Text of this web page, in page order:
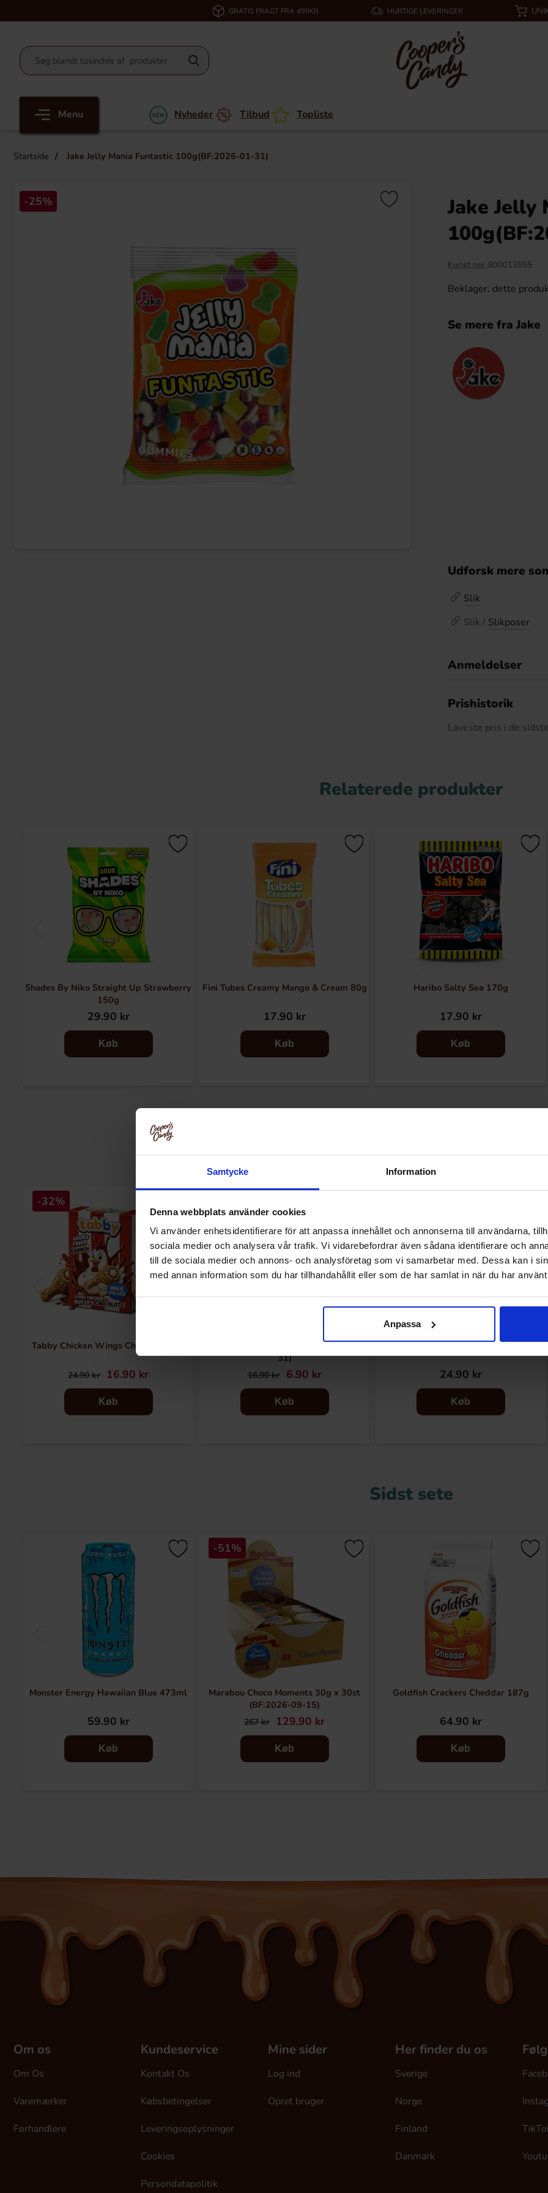
Samtycke Information
Denna webbplats använder cookies
Vi använder enhetsidentifierare för att anpassa innehållet och annonserna till användarna,
sociala medier och analysera vår trafik. Vi vidarebefordrar även sådana identifierare och
till de sociala medier och annons- och analysföretag som vi samarbetar med. Dessa kan i
med annan information som du har tillhandahållit eller som de har samlat in när du har
Anpassa
GRATIS FRAGT FRA 499KR HURTIGE LEVERINGER
Menu Nyheder Tilbud Topliste
Startside Jake Jelly Mania Funtastic 100g(BF:2026-01-31)
-25%
Jake Jelly
Kunst nej: 800013555
Beklager, dette
Se mere fra Jake
Udforsk mere
Slik
Slik / Slikposer
Anmeldelser
Prishistorik
Laveste pris i de
Relaterede produkter
Shades By Niko Straight Up Strawberry
150g
29.90 kr
Køb
Fini Tubes Creamy Mango & Cream 80g
17.90 kr
Køb
Haribo Salty Sea 170g
17.90 kr
Køb
-32%
Tabby Chicken Wings Chocolate 50g
24.90 kr 16.90 kr
Køb
Cadbury Caramel Egg 40g(BF:2026-07-
31)
16.90 kr 6.90 kr
Køb
M&Ms Honey Roasted Peanut 49g
24.90 kr
Køb
Sidst sete
Monster Energy Hawaiian Blue 473ml
59.90 kr
Køb
-51%
Marabou Choco Moments 30g x 30st
(BF:2026-09-15)
267 kr 129.90 kr
Køb
Goldfish Crackers Cheddar 187g
64.90 kr
Køb
Om os
Om Os
Varemærker
Forhandlere
Kundeservice
Kontakt Os
Købsbetingelser
Leveringsoplysninger
Cookies
Persondatapolitik
Mine sider
Log ind
Opret bruger
Her finder du os
Sverige
Norge
Finland
Danmark